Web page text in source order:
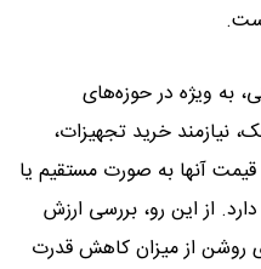
به ویژه در حوزه‌های
نیازمند خرید تجهیزات،
قیمت آنها به صورت مستقیم یا
از این رو، بررسی ارزش
روشن از میزان کاهش قدرت